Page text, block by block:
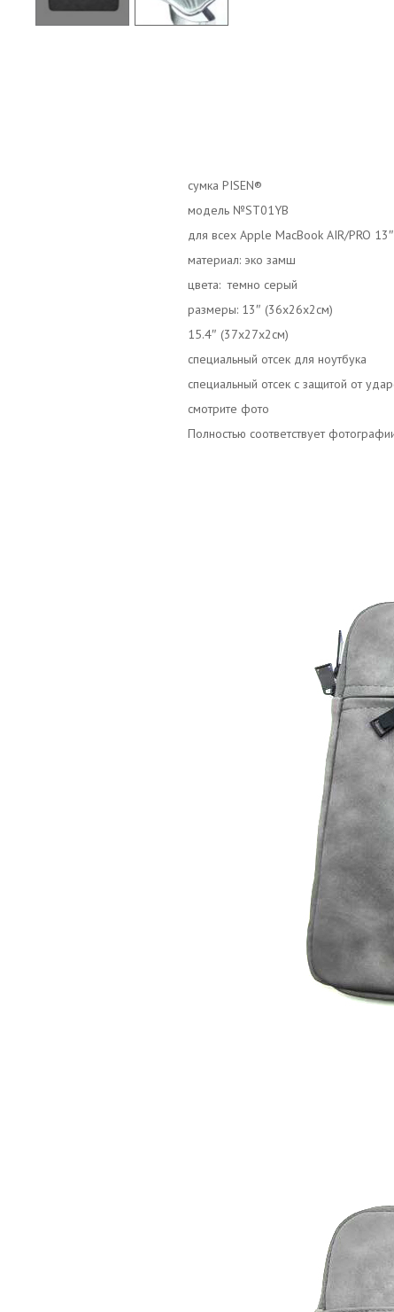
сумка PISEN®️
модель №ST01YB
для всех Apple MacBook AIR/PRO
материал: эко замш
цвета: темно серый
размеры: 13″ (36x26x2см)
15.4″ (37x27x2cм)
специальный отсек для ноутбука
специальный отсек c защитой от
смотрите фото
Полностью соответствует